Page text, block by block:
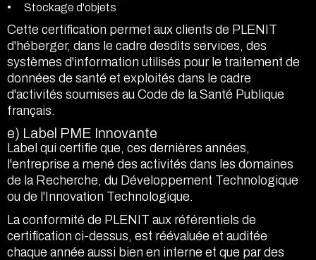
Stockage d'objets
Cette certification permet aux clients de PLENIT
d'héberger, dans le cadre desdits services, des
systèmes d'information utilisés pour le traitement de
données de santé et exploités dans le cadre
d'activités soumises au Code de la Santé Publique
français.
e) Label PME Innovante
Label qui certifie que, ces dernières années,
l'entreprise a mené des activités dans les domaines
de la Recherche, du Développement Technologique
ou de l'Innovation Technologique.
La conformité de PLENIT aux référentiels de
certification ci-dessus, est réévaluée et auditée
chaque année aussi bien en interne et que par des